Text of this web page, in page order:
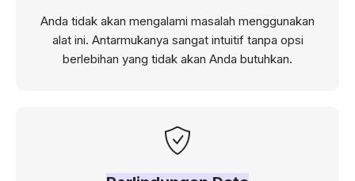
Anda tidak akan mengalami masalah menggunakan
alat ini. Antarmukanya sangat intuitif tanpa opsi
berlebihan yang tidak akan Anda butuhkan.